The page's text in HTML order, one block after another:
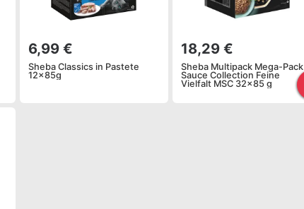
6,99 €
Sheba Classics in Pastete
12x85g
18,29 €
Sheba Multipack Mega-Pack
Sauce Collection Feine
Vielfalt MSC 32x85 g